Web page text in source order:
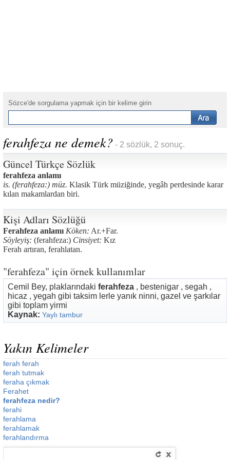
Sözce'de sorgulama yapmak için bir kelime girin
ferahfeza ne demek? - 2 sözlük, 2 sonuç.
Güncel Türkçe Sözlük
ferahfeza anlamı
is. (ferahfeza:) müz. Klasik Türk müziğinde, yegâh perdesinde karar
kılan makamlardan biri.
Kişi Adları Sözlüğü
Ferahfeza anlamı Köken: Ar.+Far.
Söyleyiş: (ferahfeza:) Cinsiyet: Kız
Ferah artıran, ferahlatan.
"ferahfeza" için örnek kullanımlar
Cemil Bey, plaklarındaki ferahfeza , bestenigar , segah ,
hicaz , yegah gibi taksim lerle yanık ninni, gazel ve şarkılar
gibi toplam yirmi
Kaynak: Yaylı tambur
Yakın Kelimeler
ferah ferah
ferah tutmak
feraha çıkmak
Ferahet
ferahfeza nedir?
ferahi
ferahlama
ferahlamak
ferahlandırma